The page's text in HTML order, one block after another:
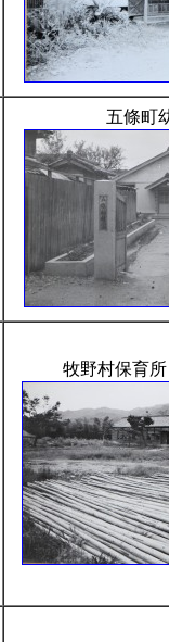
五條町
牧野村保育